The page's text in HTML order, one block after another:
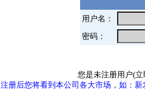
用户名：
密码：
您是未注册用户(立
注册后您将看到本公司各大市场，如：